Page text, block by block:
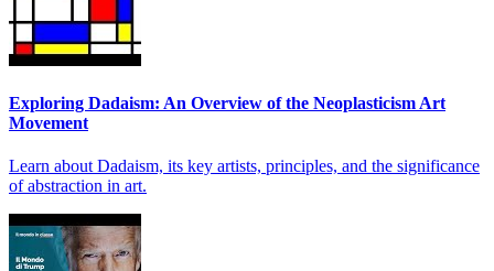
Exploring Dadaism: An Overview of the Neoplasticism Art
Movement
Learn about Dadaism, its key artists, principles, and the significance
of abstraction in art.